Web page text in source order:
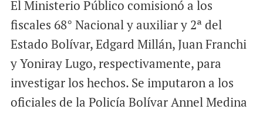
El Ministerio Público comisionó a los
fiscales 68° Nacional y auxiliar y 2ª del
Estado Bolívar, Edgard Millán, Juan Franchi
y Yoniray Lugo, respectivamente, para
investigar los hechos. Se imputaron a los
oficiales de la Policía Bolívar Annel Medina